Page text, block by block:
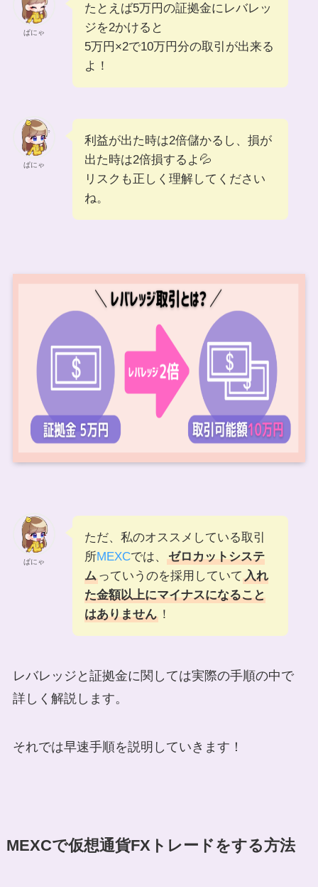
ぱにゃ
たとえば5万円の証拠金にレバレッ
ジを2かけると
5万円×2で10万円分の取引が出来る
よ！
ぱにゃ
利益が出た時は2倍儲かるし、損が
出た時は2倍損するよ💦
リスクも正しく理解してください
ね。
ぱにゃ
ただ、私のオススメしている取引
所MEXCでは、
ゼロカットシステ
ムっていうのを採用していて 入れ
た金額以上にマイナスになること
はありません！
レバレッジと証拠金に関しては実際の手順の中で
詳しく解説します。
それでは早速手順を説明していきます！
MEXCで仮想通貨FXトレードをする方法